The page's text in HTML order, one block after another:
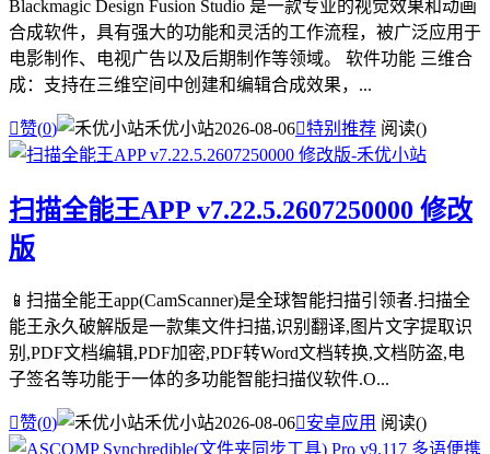
Blackmagic Design Fusion Studio 是一款专业的视觉效果和动画
合成软件，具有强大的功能和灵活的工作流程，被广泛应用于
电影制作、电视广告以及后期制作等领域。 软件功能 三维合
成：支持在三维空间中创建和编辑合成效果，...
赞(0) 禾优小站2026-08-06特别推荐 阅读()
扫描全能王APP v7.22.5.2607250000 修改
版
📱扫描全能王app(CamScanner)是全球智能扫描引领者.扫描全
能王永久破解版是一款集文件扫描,识别翻译,图片文字提取识
别,PDF文档编辑,PDF加密,PDF转Word文档转换,文档防盗,电
子签名等功能于一体的多功能智能扫描仪软件.O...
赞(0) 禾优小站2026-08-06安卓应用 阅读()